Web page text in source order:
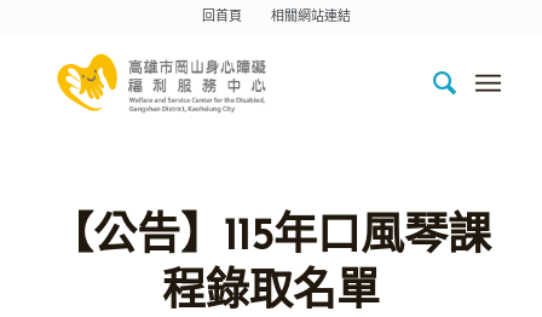
回首頁 相關網站連結
【公告】115年口風琴課
程錄取名單